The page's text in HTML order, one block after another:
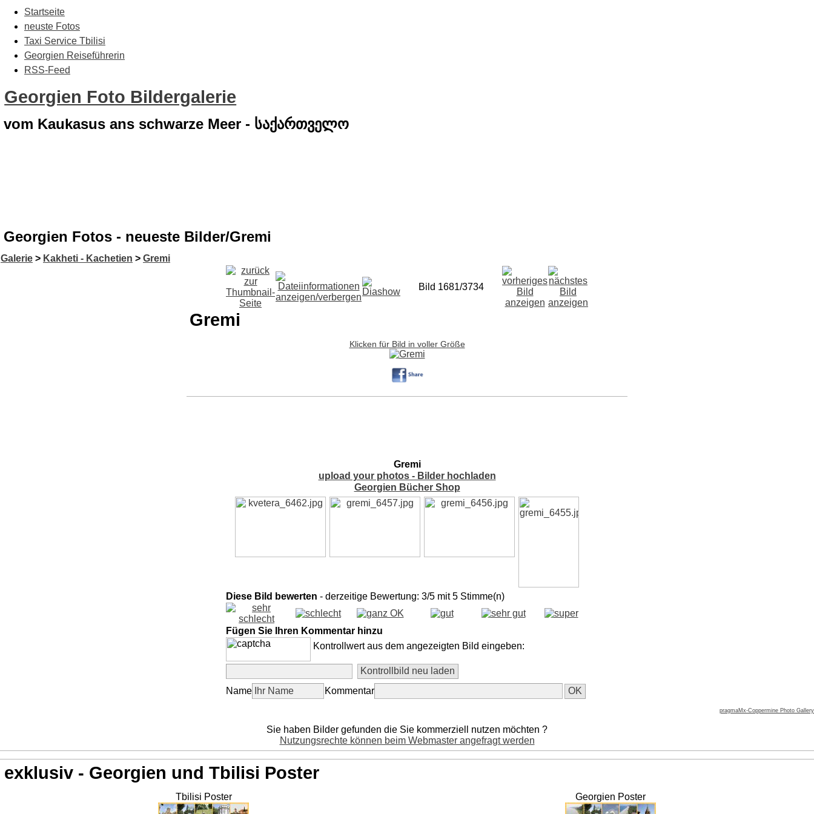
Startseite
neuste Fotos
Taxi Service Tbilisi
Georgien Reiseführerin
RSS-Feed
Georgien Foto Bildergalerie
vom Kaukasus ans schwarze Meer - საქართველო
Georgien Fotos - neueste Bilder/Gremi
Galerie > Kakheti - Kachetien > Gremi
Bild 1681/3734
Gremi
Klicken für Bild in voller Größe
Gremi
upload your photos - Bilder hochladen
Georgien Bücher Shop
Diese Bild bewerten - derzeitige Bewertung: 3/5 mit 5 Stimme(n)
Fügen Sie Ihren Kommentar hinzu
Kontrollwert aus dem angezeigten Bild eingeben:
Name Kommentar
pragmaMx-Coppermine Photo Gallery
Sie haben Bilder gefunden die Sie kommerziell nutzen möchten ?
Nutzungsrechte können beim Webmaster angefragt werden
exklusiv - Georgien und Tbilisi Poster
Tbilisi Poster Georgien Poster